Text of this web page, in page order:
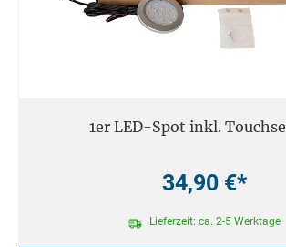
1er LED-Spot inkl.
34,90 €*
Lieferzeit: ca. 2-5 Werktage